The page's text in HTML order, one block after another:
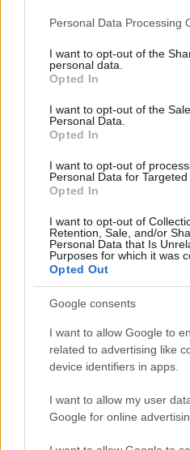
Please note that this website/
not limited to your visit or
grant or deny consent to
use your data for below
consent section.
Personal Data Processing
I want to opt-out of the
personal data.
Opted In
I want to opt-out of the
Personal Data.
Opted In
I want to opt-out of
Personal Data for Targeted
Opted In
I want to opt-out of
Retention, Sale, and/or
Personal Data that Is
Purposes for which it was
Opted Out
Google consents
I want to allow Google to
related to advertising like
device identifiers in apps.
I want to allow my user
Google for online
Brentolie daalt naar 91,82
grondstoffen
Sanne De Vries · 5 aug 2026
NEWS
Brentolie daalt naar 91,82
grondstoffenprijzen
CRYPTOKOERSEN